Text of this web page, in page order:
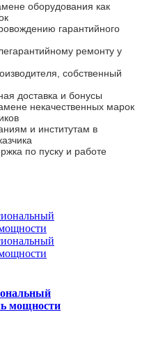
оборудования как
гарантийного
ремонту у
собственный
доставка и бонусы
некачественных марок
и институтам в
по пуску и работе
мощности